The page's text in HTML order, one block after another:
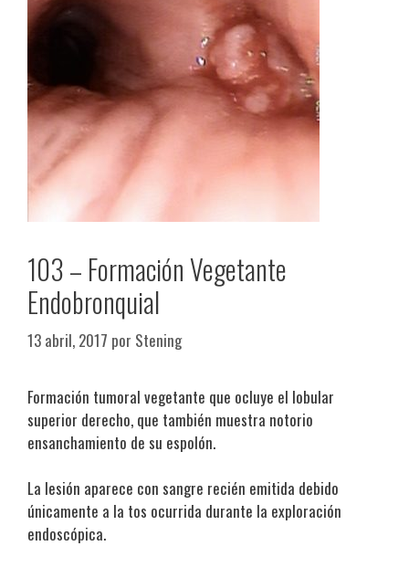
103 – Formación Vegetante
Endobronquial
13 abril, 2017 por Stening
Formación tumoral vegetante que ocluye el lobular
superior derecho, que también muestra notorio
ensanchamiento de su espolón.
La lesión aparece con sangre recién emitida debido
únicamente a la tos ocurrida durante la exploración
endoscópica.